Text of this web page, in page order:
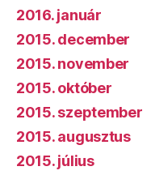
2016. január
2015. december
2015. november
2015. október
2015. szeptember
2015. augusztus
2015. július